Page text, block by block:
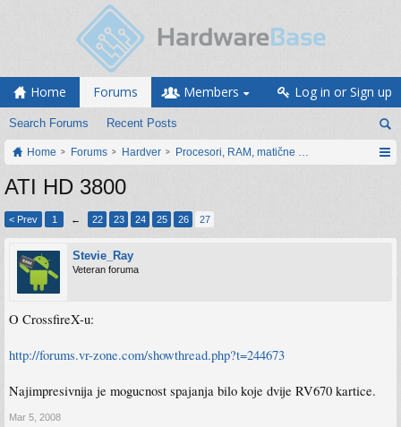
Home Forums
Search Forums Recent Posts
Members Log in or Sign up
Home Forums Hardver Procesori, RAM, matične ploče i grafičke
ATI HD 3800
< Prev 1 ← 22 23 24 25 26 27
Stevie_Ray
Veteran foruma
O CrossfireX-u:
http://forums.vr-zone.com/showthread.php?t=244673
Najimpresivnija je mogucnost spajanja bilo koje dvije RV670 kartice.
Mar 5, 2008